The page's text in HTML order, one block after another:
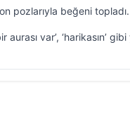
pozlarıyla beğeni topladı.
var’, ‘harikasın’